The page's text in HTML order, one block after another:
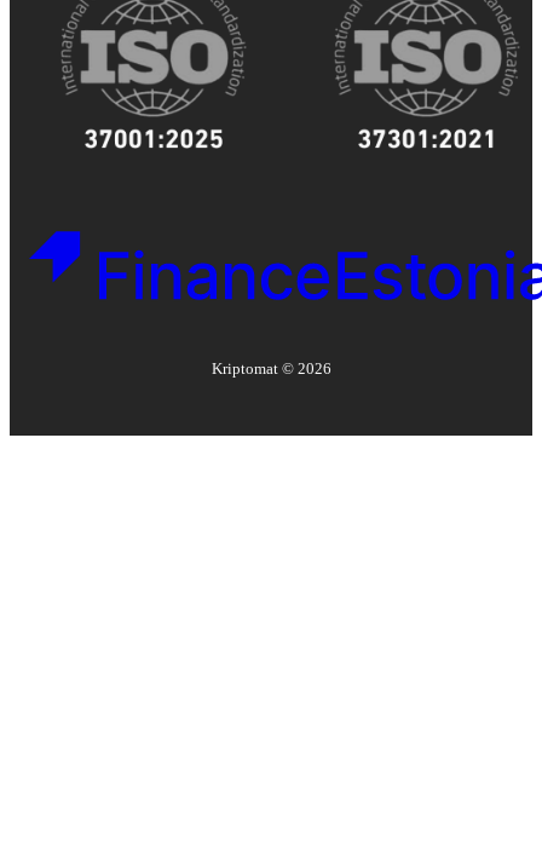
Kriptomat © 2026